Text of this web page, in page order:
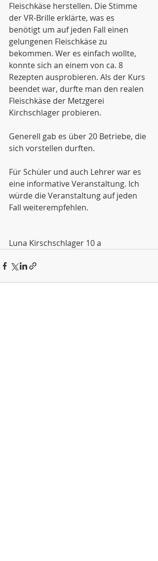
Fleischkäse herstellen. Die Stimme
der VR-Brille erklärte, was es
benötigt um auf jeden Fall einen
gelungenen Fleischkäse zu
bekommen. Wer es einfach wollte,
konnte sich an einem von ca. 8
Rezepten ausprobieren. Als der Kurs
beendet war, durfte man den realen
Fleischkäse der Metzgerei
Kirchschlager probieren.
Generell gab es über 20 Betriebe, die
sich vorstellen durften.
Für Schüler und auch Lehrer war es
eine informative Veranstaltung. Ich
würde die Veranstaltung auf jeden
Fall weiterempfehlen.
Luna Kirschschlager 10 a